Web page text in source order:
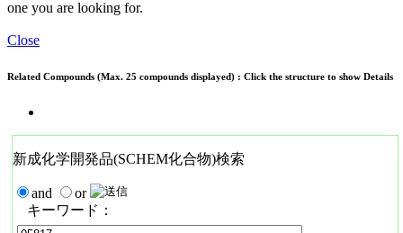
one you are looking for.
Close
Related Compounds (Max. 25 compounds displayed) : Click the structure to show Details
新成化学開発品(SCHEM化合物)検索
and
or
キーワード：